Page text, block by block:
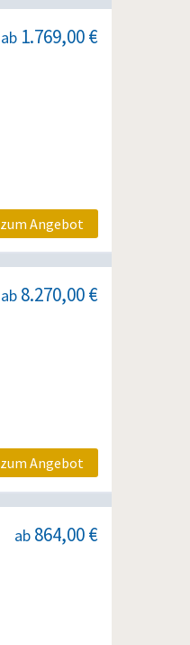
ab 1.769,00 €
zum Angebot
ab 8.270,00 €
zum Angebot
ab 864,00 €